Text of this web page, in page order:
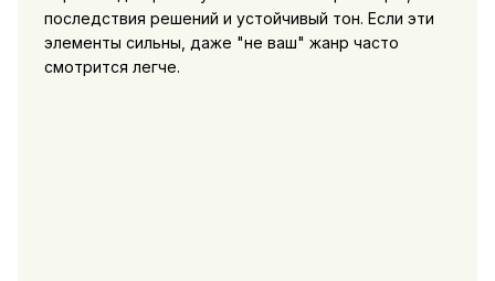
последствия решений и устойчивый тон. Если эти
элементы сильны, даже "не ваш" жанр часто
смотрится легче.